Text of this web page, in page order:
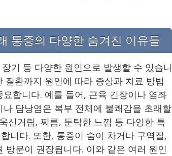
통증의 다양한 숨겨진 이유들
기 등 다양한 원인으로 발생할 수 있습니
환까지 원인에 따라 증상과 치료 방법
합니다. 예를 들어, 근육 긴장이나 염좌
담낭염은 복부 전체에 불쾌감을 초래할
신거림, 찌름, 둔탁한 느낌 등 다양한 특
니다. 또한, 통증이 숨이 차거나 구역질,
문이 권장됩니다. 이와 같은 여러 원인